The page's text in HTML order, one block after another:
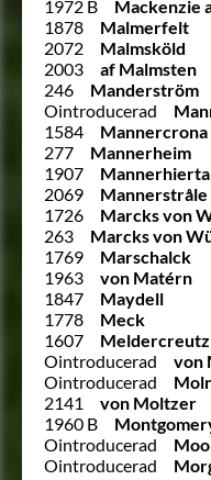
1972 B
Mackenzie
1878
Malmerfelt
2072
Malmsköld
2003
af Malmsten
246
Manderström
Ointroducerad
1584
Mannercrona
277
Mannerheim
1907
Mannerhierta
2069
Mannerstråle
1726
Marcks von
263
Marcks von
1769
Marschalck
1963
von Matérn
1847
Maydell
1778
Meck
1607
Meldercreutz
Ointroducerad
von
Ointroducerad
2141
von Moltzer
1960 B
Ointroducerad
Ointroducerad